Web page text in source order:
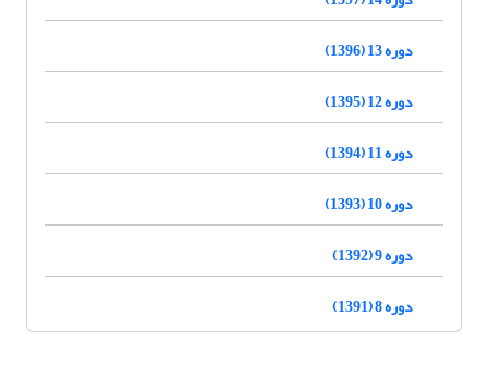
دوره 13 (1396)
دوره 12 (1395)
دوره 11 (1394)
دوره 10 (1393)
دوره 9 (1392)
دوره 8 (1391)